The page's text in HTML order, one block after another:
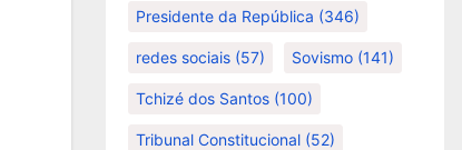
Presidente da República (346)
redes sociais (57) Sovismo (141)
Tchizé dos Santos (100)
Tribunal Constitucional (52)